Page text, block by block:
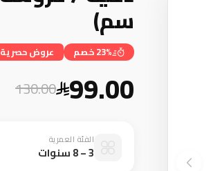
سم)
23% خصم عروض حصرية
99.00
130.00
الفئة العمرية
3 – 8 سنوات